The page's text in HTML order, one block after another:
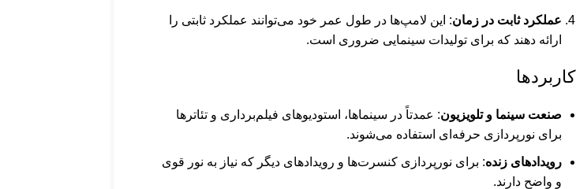
عملکرد ثابت در زمان: این لامپ‌ها در طول عمر خود می‌توانند عملکرد ثابتی را
ارائه دهند که برای تولیدات سینمایی ضروری است.
کاربردها
صنعت سینما و تلویزیون: عمدتاً در سینماها، استودیوهای فیلم‌برداری و تئاترها
برای نورپردازی حرفه‌ای استفاده می‌شوند.
رویدادهای زنده: برای نورپردازی کنسرت‌ها و رویدادهای دیگر که نیاز به نور قوی
و واضح دارند.